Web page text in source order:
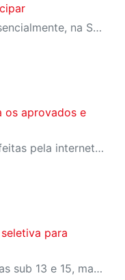
Inscrições devem ser feitas presencialmente, na Secretaria Única da unidade
os aprovados e
As novas inscrições devem ser feitas pela internet até 4 de abril
para
A seletiva será para as categorias sub 13 e 15, masculino e femino